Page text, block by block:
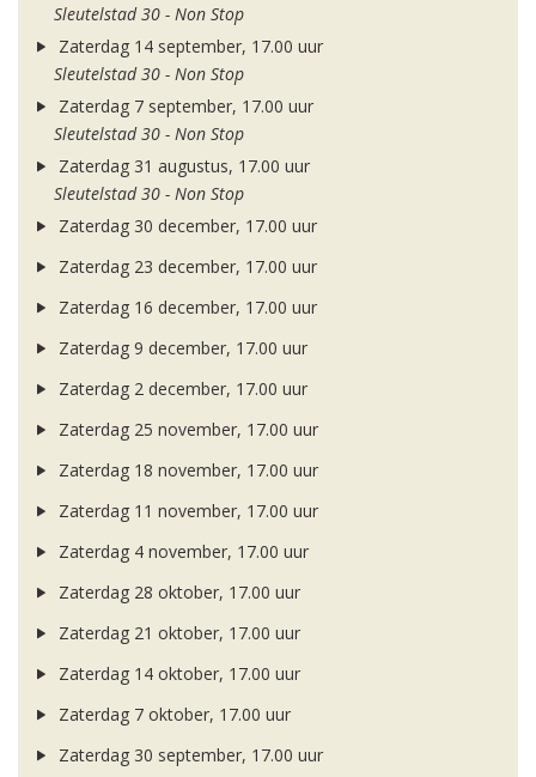
Sleutelstad 30 - Non Stop
Zaterdag 14 september, 17.00 uur
Sleutelstad 30 - Non Stop
Zaterdag 7 september, 17.00 uur
Sleutelstad 30 - Non Stop
Zaterdag 31 augustus, 17.00 uur
Sleutelstad 30 - Non Stop
Zaterdag 30 december, 17.00 uur
Zaterdag 23 december, 17.00 uur
Zaterdag 16 december, 17.00 uur
Zaterdag 9 december, 17.00 uur
Zaterdag 2 december, 17.00 uur
Zaterdag 25 november, 17.00 uur
Zaterdag 18 november, 17.00 uur
Zaterdag 11 november, 17.00 uur
Zaterdag 4 november, 17.00 uur
Zaterdag 28 oktober, 17.00 uur
Zaterdag 21 oktober, 17.00 uur
Zaterdag 14 oktober, 17.00 uur
Zaterdag 7 oktober, 17.00 uur
Zaterdag 30 september, 17.00 uur